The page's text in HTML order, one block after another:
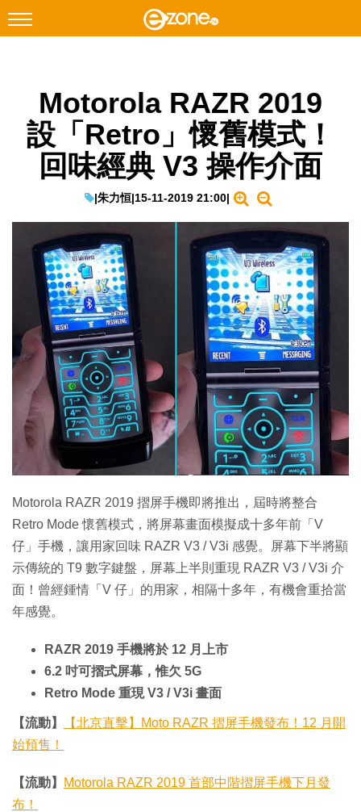
Facebook Instagram
科技焦點
網絡生活
教學評測
EduTech
IT Times
生成式AI與雲端應用
Enterprise Digital Transformation
特集
Motorola RAZR 2019
設「Retro」懷舊模式！
回味經典 V3 操作介面
|朱力恒|15-11-2019 21:00|
Motorola RAZR 2019 摺屏手機即將推出，屆時將整合
Retro Mode 懷舊模式，將屏幕畫面模擬成十多年前「V
仔」手機，讓用家回味 RAZR V3 / V3i 感覺。屏幕下半將顯
示傳統的 T9 數字鍵盤，屏幕上半則重現 RAZR V3 / V3i 介
面！曾經鍾情「V 仔」的用家，相隔十多年，有機會重拾當
年感覺。
RAZR 2019 手機將於 12 月上市
6.2 吋可摺式屏幕，惟欠 5G
Retro Mode 重現 V3 / V3i 畫面
【流動】
【北京直擊】Moto RAZR 摺屏手機發布！12 月開
始預售！
【流動】
Motorola RAZR 2019 首部中階摺屏手機下月發
布！